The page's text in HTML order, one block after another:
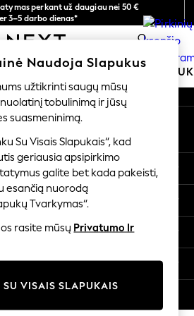
perkant už daugiau nei 50 €
3–5 darbo dienas*
apsipirkti lietuvių kalba!
0
MERGAITĖMS
Jumpers
& Swimwear
socialiniai tinklai
Naudoja Slapukus
užtikrinti saugų mūsų
tobulinimą ir jūsų
suasmeninimą.
Su Visais Slapukais“, kad
geriausia apsipirkimo
galite bet kada pakeisti,
esančią nuorodą
Tvarkymas“.
rasite mūsų Privatumo Ir
SU VISAIS SLAPUKAIS